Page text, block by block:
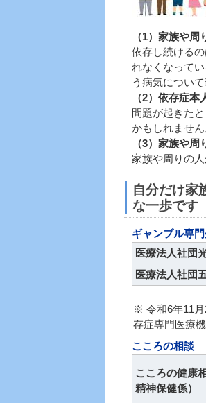
（1）家族や周
依存し続ける
れなくなって
う病気につい
（2）依存症
問題が起きた
かもしれませ
（3）家族や
家族や周りの
自分だけ家
な一歩です
ギャンブル専
医療法人社団
医療法人社団
※ 令和6年11月
存症専門医療
こころの相談
こころの健康
精神保健係）